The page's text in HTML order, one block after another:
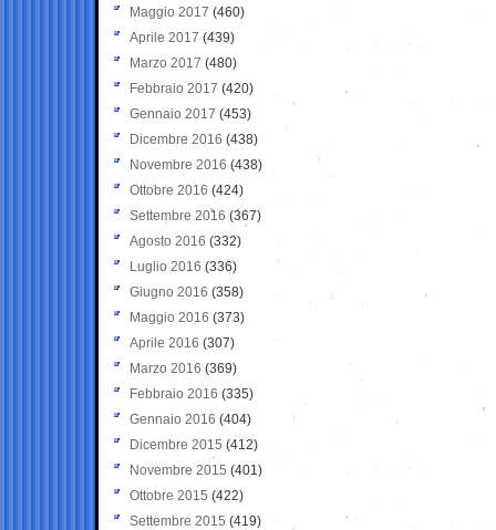
Maggio 2017 (460)
Aprile 2017 (439)
Marzo 2017 (480)
Febbraio 2017 (420)
Gennaio 2017 (453)
Dicembre 2016 (438)
Novembre 2016 (438)
Ottobre 2016 (424)
Settembre 2016 (367)
Agosto 2016 (332)
Luglio 2016 (336)
Giugno 2016 (358)
Maggio 2016 (373)
Aprile 2016 (307)
Marzo 2016 (369)
Febbraio 2016 (335)
Gennaio 2016 (404)
Dicembre 2015 (412)
Novembre 2015 (401)
Ottobre 2015 (422)
Settembre 2015 (419)